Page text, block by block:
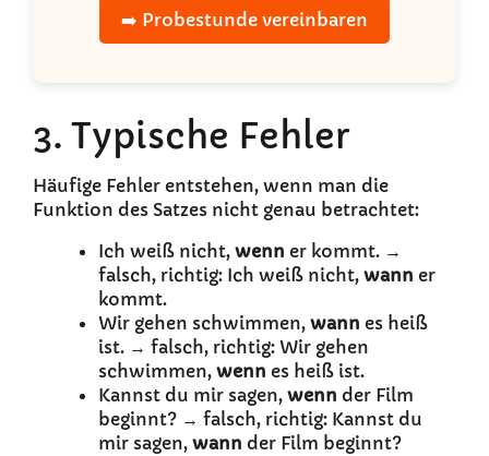
➡️ Probestunde vereinbaren
3. Typische Fehler
Häufige Fehler entstehen, wenn man die
Funktion des Satzes nicht genau betrachtet:
Ich weiß nicht, wenn er kommt. →
falsch, richtig: Ich weiß nicht, wann er
kommt.
Wir gehen schwimmen, wann es heiß
ist. → falsch, richtig: Wir gehen
schwimmen, wenn es heiß ist.
Kannst du mir sagen, wenn der Film
beginnt? → falsch, richtig: Kannst du
mir sagen, wann der Film beginnt?